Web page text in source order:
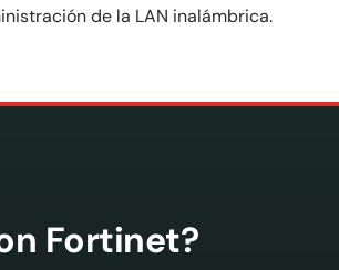
de la LAN inalámbrica.
Fortinet?